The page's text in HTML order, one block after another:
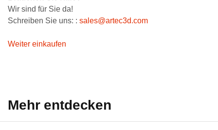
Wir sind für Sie da!
Schreiben Sie uns: : sales@artec3d.com
Weiter einkaufen
Mehr entdecken